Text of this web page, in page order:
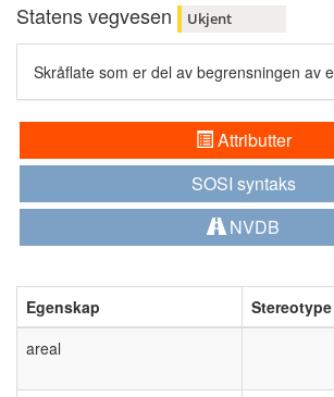
Statens vegvesen Ukjent
Skråflate som er del av begrensningen av
Attributter
SOSI syntaks
NVDB
Egenskap Stereotype
areal